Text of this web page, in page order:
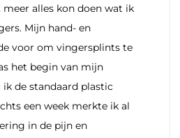
alles kon doen wat ik
Mijn hand- en
voor om vingersplints te
het begin van mijn
ik de standaard plastic
een week merkte ik al
in de pijn en